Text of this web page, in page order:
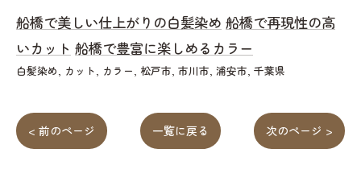
船橋で美しい仕上がりの白髪染め 船橋で再現性の高
いカット 船橋で豊富に楽しめるカラー
白髪染め カット カラー 松戸市 市川市 浦安市 千葉県
< 前のページ 一覧に戻る 次のページ >